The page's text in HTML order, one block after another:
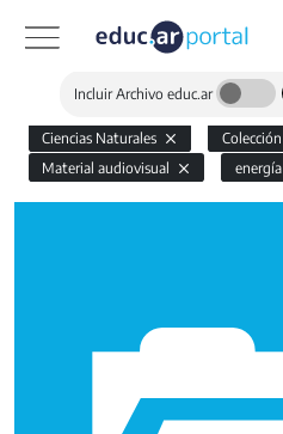
Incluir Archivo educ.ar
Ciencias Naturales
Colección
Material audiovisual
energía